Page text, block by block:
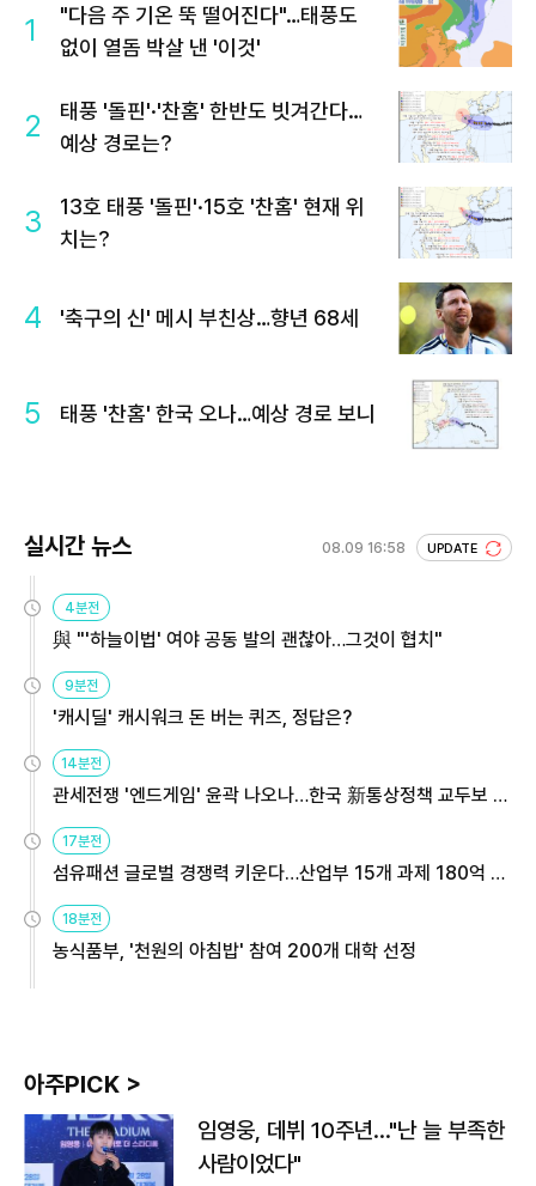
1
"다음 주 기온 뚝 떨어진다"…태풍도
없이 열돔 박살 낸 '이것'
2
태풍 '돌핀'·'찬홈' 한반도 빗겨간다…
예상 경로는?
3
13호 태풍 '돌핀'·15호 '찬홈' 현재 위
치는?
4 '축구의 신' 메시 부친상…향년 68세
5 태풍 '찬홈' 한국 오나…예상 경로 보니
실시간 뉴스 08.09 16:58 UPDATE
4분전
與 "'하늘이법' 여야 공동 발의 괜찮아…그것이 협치"
9분전
'캐시딜' 캐시워크 돈 버는 퀴즈, 정답은?
14분전
관세전쟁 '엔드게임' 윤곽 나오나…한국 新통상정책 교두보 활
용해야
17분전
섬유패션 글로벌 경쟁력 키운다…산업부 15개 과제 180억 지
원
18분전
농식품부, '천원의 아침밥' 참여 200개 대학 선정
아주PICK >
임영웅, 데뷔 10주년…"난 늘 부족한
사람이었다"